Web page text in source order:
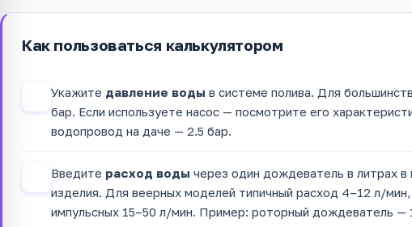
Как пользоваться калькулятором
Укажите давление воды в системе полива. Для
бар. Если используете насос — посмотрите его
водопровод на даче — 2.5 бар.
Введите расход воды через один дождеватель в литрах
изделия. Для веерных моделей типичный расход 4–12 л/
импульсных 15–50 л/мин. Пример: роторный дождеватель —